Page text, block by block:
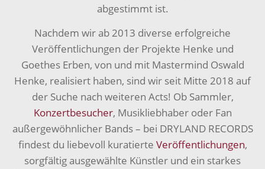
abgestimmt ist.
Nachdem wir ab 2013 diverse erfolgreiche
Veröffentlichungen der Projekte Henke und
Goethes Erben, von und mit Mastermind Oswald
Henke, realisiert haben, sind wir seit Mitte 2018 auf
der Suche nach weiteren Acts! Ob Sammler,
Konzertbesucher, Musikliebhaber oder Fan
außergewöhnlicher Bands – bei DRYLAND RECORDS
findest du liebevoll kuratierte Veröffentlichungen,
sorgfältig ausgewählte Künstler und ein starkes